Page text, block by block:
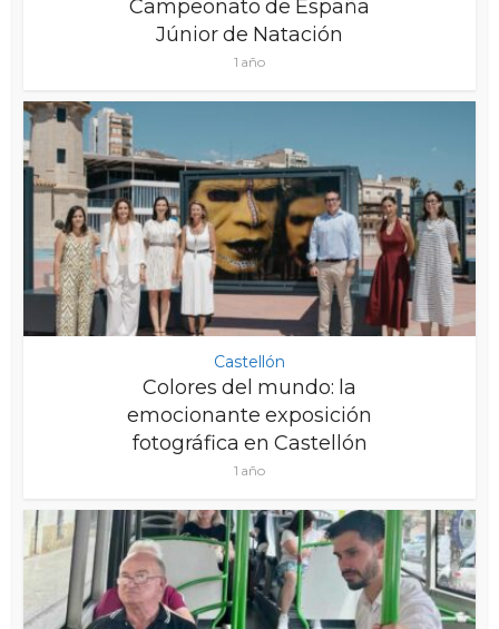
Campeonato de España
Júnior de Natación
1 año
Castellón
Colores del mundo: la
emocionante exposición
fotográfica en Castellón
1 año